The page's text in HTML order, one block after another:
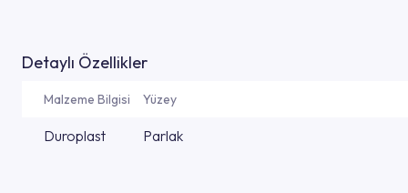
Detaylı Özellikler
Malzeme Bilgisi Yüzey
Duroplast Parlak